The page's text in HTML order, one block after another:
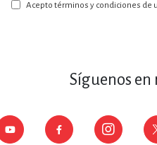
boletín:
Acepto términos y condiciones de
Síguenos en